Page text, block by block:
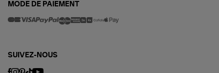
MODE DE PAIEMENT
SUIVEZ-NOUS